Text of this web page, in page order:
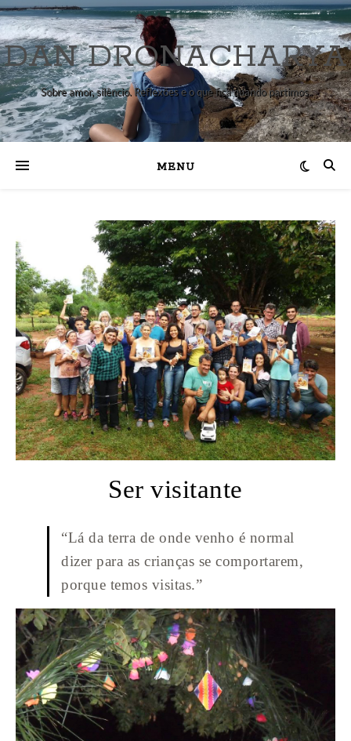
DAN DRONACHARYA
Sobre amor, silêncio. Reflexões e o que fica quando partimos.
MENU
Ser visitante
“Lá da terra de onde venho é normal
dizer para as crianças se comportarem,
porque temos visitas.”